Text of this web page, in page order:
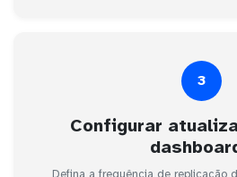
3
Configurar
Defina a frequência de replicação